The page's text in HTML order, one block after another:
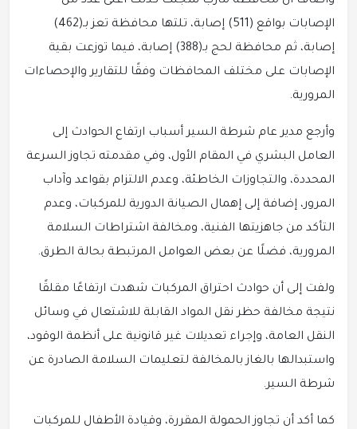
الإصابات بواقع (511) إصابة، تلتها محافظة تعز بـ(462)
إصابة، ثم محافظة لحج بـ(388) إصابة، فيما توزعت بقية
الإصابات على مختلف المحافظات وفقًا للتقارير والإحصاءات
المرورية.
وأرجع مدير عام شرطة السير أسباب ارتفاع الحوادث إلى
العامل البشري في المقام الأول، وفي مقدمته تجاوز السرعة
المحددة، والتجاوزات الخاطئة، وعدم الالتزام بقواعد وآداب
المرور، إضافة إلى إهمال الصيانة الدورية للمركبات، وعدم
التأكد من جاهزيتها الفنية، ومخالفة اشتراطات السلامة
المرورية، فضلًا عن بعض العوامل المرتبطة بحالة الطرق.
ولفت إلى أن حوادث احتراق المركبات شهدت ارتفاعًا مقلقًا
نتيجة مخالفة حظر نقل المواد القابلة للاشتعال في وسائل
النقل العامة، وإجراء تعديلات غير قانونية على أنظمة الوقود،
واستبدالها بالغاز بالمخالفة لتعليمات السلامة الصادرة عن
شرطة السير.
كما أكد أن تجاوز الحمولة المقررة، وقيادة الأطفال للمركبات